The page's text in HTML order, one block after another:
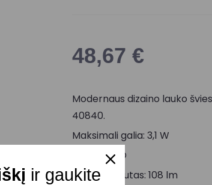
48,67 €
Modernaus dizaino lauko
40840.
Maksimali galia: 3,1 W
Cokolis: LED
Šviesos srautas: 108 lm
ir gaukite